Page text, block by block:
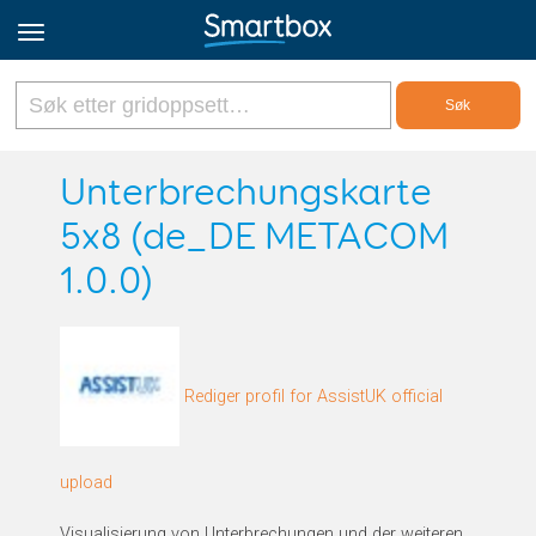
Online Grids
Logg inn
Norsk
Unterbrechungskarte
5x8 (de_DE METACOM
1.0.0)
Rediger profil for AssistUK official
upload